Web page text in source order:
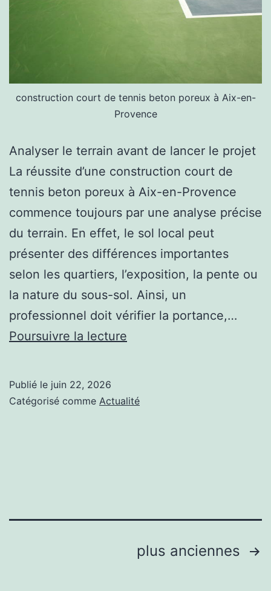
construction court de tennis beton poreux à Aix-en-
Provence
Analyser le terrain avant de lancer le projet
La réussite d’une construction court de
tennis beton poreux à Aix-en-Provence
commence toujours par une analyse précise
du terrain. En effet, le sol local peut
présenter des différences importantes
selon les quartiers, l’exposition, la pente ou
la nature du sous-sol. Ainsi, un
professionnel doit vérifier la portance,…
Poursuivre la lecture
étapes
tennis
beton
poreux
Publié le juin 22, 2026
Catégorisé comme Actualité
plus anciennes